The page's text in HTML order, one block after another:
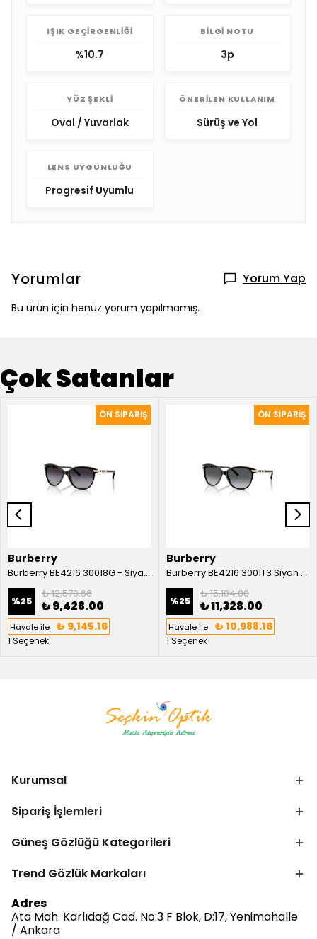
IŞIK GEÇIRGENLIĞI
%10.7
BILGI NOTU
3p
YÜZ ŞEKLI
Oval / Yuvarlak
ÖNERILEN KULLANIM
Sürüş ve Yol
LENS UYGUNLUĞU
Progresif Uyumlu
Yorumlar Yorum Yap
Bu ürün için henüz yorum yapılmamış.
Çok Satanlar
Burberry
Burberry BE4216 30018G - Siyah Kadın Güneş Gözlüğü
%25
₺ 12,570.66
₺ 9,428.00
Havale ile ₺ 9,145.16
1 Seçenek
Burberry
Burberry BE4216 3001T3 Siyah Kadın Güneş Gözlüğü
%25
₺ 15,104.00
₺ 11,328.00
Havale ile ₺ 10,988.16
1 Seçenek
Kurumsal
Sipariş İşlemleri
Güneş Gözlüğü Kategorileri
Trend Gözlük Markaları
Adres
Ata Mah. Karlıdağ Cad. No:3 F Blok, D:17, Yenimahalle
/ Ankara